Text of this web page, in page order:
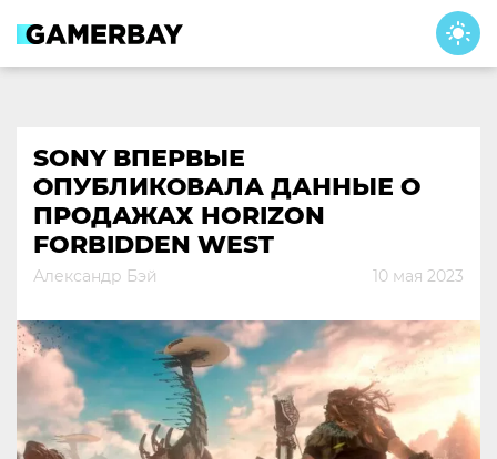
content
SONY ВПЕРВЫЕ
ОПУБЛИКОВАЛА ДАННЫЕ О
ПРОДАЖАХ HORIZON
FORBIDDEN WEST
Александр Бэй 10 мая 2023